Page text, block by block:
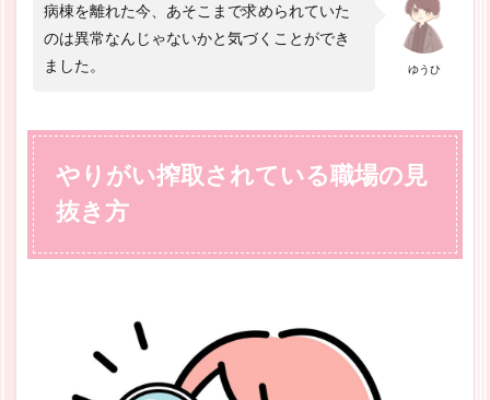
ゆうひ
病棟を離れた今、あそこまで求められていた
のは異常なんじゃないかと気づくことができ
ました。
やりがい搾取されている職場の見
抜き方